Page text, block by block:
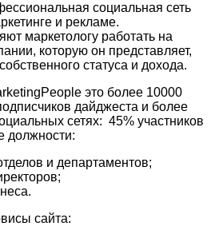
социальная сеть
и рекламе.
маркетологу работать на
которую он представляет,
статуса и дохода.
это более 10000
дайджеста и более
сетях: 45% участников
должности:
и департаментов;
сайта: